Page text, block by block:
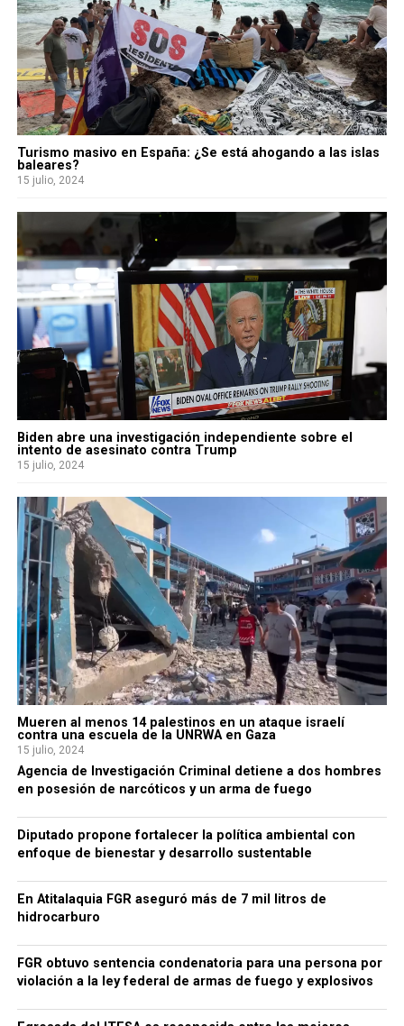
Turismo masivo en España: ¿Se está ahogando a las islas
baleares?
15 julio, 2024
Biden abre una investigación independiente sobre el
intento de asesinato contra Trump
15 julio, 2024
Mueren al menos 14 palestinos en un ataque israelí
contra una escuela de la UNRWA en Gaza
15 julio, 2024
Agencia de Investigación Criminal detiene a dos hombres
en posesión de narcóticos y un arma de fuego
Diputado propone fortalecer la política ambiental con
enfoque de bienestar y desarrollo sustentable
En Atitalaquia FGR aseguró más de 7 mil litros de
hidrocarburo
FGR obtuvo sentencia condenatoria para una persona por
violación a la ley federal de armas de fuego y explosivos